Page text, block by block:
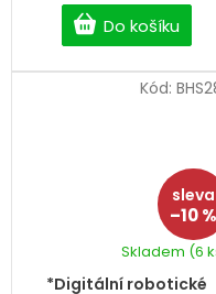
Do košíku
–10 %
*Digitální robotické
Skladem (6
Kód: